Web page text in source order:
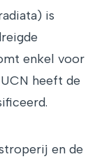
is
enkel voor
heeft de
en de